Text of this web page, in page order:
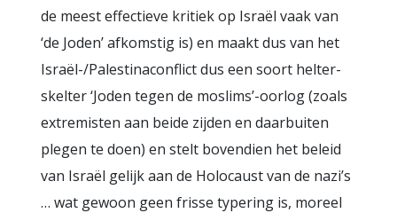
de meest effectieve kritiek op Israël vaak van
‘de Joden’ afkomstig is) en maakt dus van het
Israël-/Palestinaconflict dus een soort helter-
skelter ‘Joden tegen de moslims’-oorlog (zoals
extremisten aan beide zijden en daarbuiten
plegen te doen) en stelt bovendien het beleid
van Israël gelijk aan de Holocaust van de nazi’s
… wat gewoon geen frisse typering is, moreel